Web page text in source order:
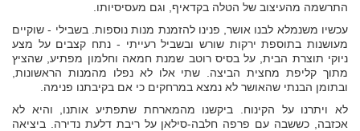
התרשמה מהעיצוב של הטלה בקדאיף, וגם מעסיסיותו.
עכשיו משנמלא לבנו אושר, פנינו להזמנת מנות נוספות. בשבילי - שוקיים
מעושנות בתוספת ירקות שורש ובשביל רעייתי - נתח קצבים על מצע
ניוקי תוצרת הבית, על בסיס רוטב שמנת חמאה וחלמון מפתיע, שהציץ
מתוך קליפת מחצית הביצה. שתי אלו לא נפלו מהמנות הראשונות,
ובתומן הבנתי שהאושר לא נמצא במרחקים כי אם בקיבתנו פנימה.
לא ויתרנו על הקינוח. ביקשנו מהמארחת שתפתיע אותנו, והיא לא
אכזבה, כששבה עם פרפה חלבה-סילאן על ריבת דלעת נדירה. ביציאה